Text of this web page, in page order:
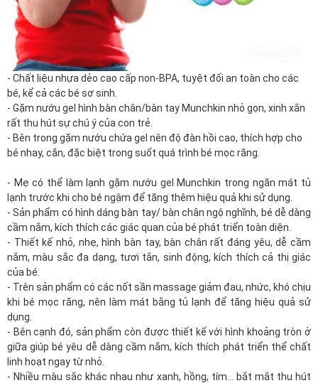
- Chất liệu nhựa dẻo cao cấp non-BPA, tuyệt đối an toàn cho các
bé, kể cả các bé sơ sinh.
- Gặm nướu gel hình bàn chân/bàn tay Munchkin nhỏ gọn, xinh xắn
rất thu hút sự chú ý của con trẻ.
- Bên trong gặm nướu chứa gel nên độ đàn hồi cao, thích hợp cho
bé nhay, cắn, đặc biệt trong suốt quá trình bé mọc răng.
- Mẹ có thể làm lạnh gặm nướu gel Munchkin trong ngăn mát tủ
lạnh trước khi cho bé ngậm để tăng thêm hiệu quả khi sử dụng.
- Sản phẩm có hình dáng bàn tay/ bàn chân ngộ nghĩnh, bé dễ dàng
cầm nắm, kích thích các giác quan của bé phát triển toàn diện.
- Thiết kế nhỏ, nhẹ, hình bàn tay, bàn chân rất đáng yêu, dễ cầm
nắm, màu sắc đa dạng, tươi tắn, sinh động, kích thích cả thị giác
của bé.
- Trên sản phẩm có các nốt sần massage giảm đau, nhức, khó chịu
khi bé mọc răng, nên làm mát bằng tủ lạnh để tăng hiệu quả sử
dụng.
- Bên cạnh đó, sản phẩm còn được thiết kế với hình khoảng tròn ở
giữa giúp bé yêu dễ dàng cầm nắm, kích thích phát triển thể chất
linh hoạt ngay từ nhỏ.
- Nhiều màu sắc khác nhau như xanh, hồng, tím... bắt mắt thu hút